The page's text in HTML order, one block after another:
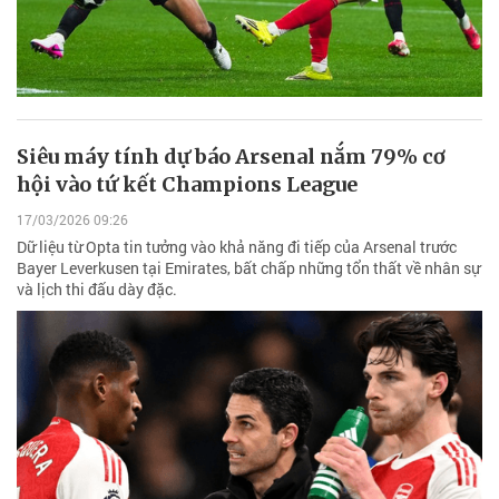
Siêu máy tính dự báo Arsenal nắm 79% cơ
hội vào tứ kết Champions League
17/03/2026 09:26
Dữ liệu từ Opta tin tưởng vào khả năng đi tiếp của Arsenal trước
Bayer Leverkusen tại Emirates, bất chấp những tổn thất về nhân sự
và lịch thi đấu dày đặc.